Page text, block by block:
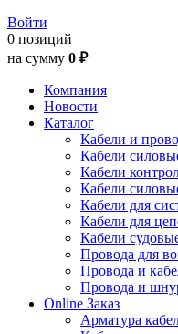
Войти
0 позиций
на сумму 0 ₽
Компания
Новости
Каталог
Кабели и
Кабели
Кабели
Кабели
Кабели для
Кабели для
Кабели
Провода для
Провода и
Провода и
Online Заказ
Арматура